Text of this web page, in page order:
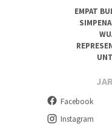
EMPAT
Facebook
Instagram